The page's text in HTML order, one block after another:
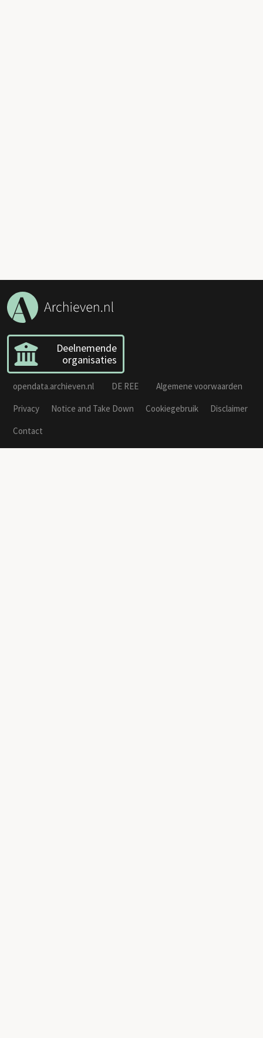
Deelnemende
organisaties
opendata.archieven.nl DE REE
Algemene voorwaarden
Privacy
Notice and Take Down Cookiegebruik
Disclaimer
Contact